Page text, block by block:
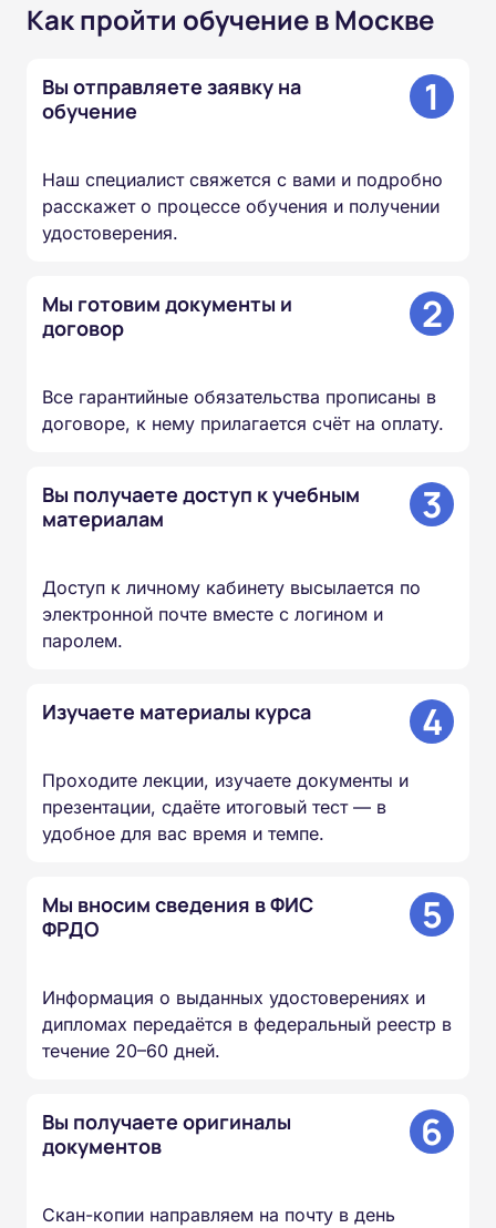
Как пройти обучение в Москве
Вы отправляете заявку на
обучение
1
Наш специалист свяжется с вами и подробно
расскажет о процессе обучения и получении
удостоверения.
Мы готовим документы и
договор
2
Все гарантийные обязательства прописаны в
договоре, к нему прилагается счёт на оплату.
Вы получаете доступ к учебным
материалам
3
Доступ к личному кабинету высылается по
электронной почте вместе с логином и
паролем.
Изучаете материалы курса 4
Проходите лекции, изучаете документы и
презентации, сдаёте итоговый тест — в
удобное для вас время и темпе.
Мы вносим сведения в ФИС
ФРДО
5
Информация о выданных удостоверениях и
дипломах передаётся в федеральный реестр в
течение 20–60 дней.
Вы получаете оригиналы
документов
6
Скан-копии направляем на почту в день